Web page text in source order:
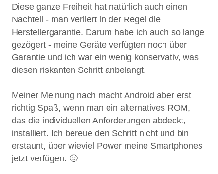
Diese ganze Freiheit hat natürlich auch einen
Nachteil - man verliert in der Regel die
Herstellergarantie. Darum habe ich auch so lange
gezögert - meine Geräte verfügten noch über
Garantie und ich war ein wenig konservativ, was
diesen riskanten Schritt anbelangt.
Meiner Meinung nach macht Android aber erst
richtig Spaß, wenn man ein alternatives ROM,
das die individuellen Anforderungen abdeckt,
installiert. Ich bereue den Schritt nicht und bin
erstaunt, über wieviel Power meine Smartphones
jetzt verfügen. 🙂